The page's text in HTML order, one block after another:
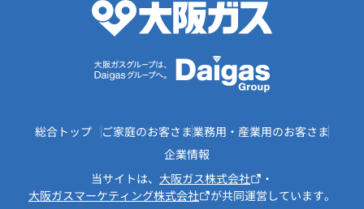
総合トップ ご家庭のお客さま業務用・産業用のお客さま
企業情報
当サイトは、 大阪ガス株式会社
・
大阪ガスマーケティング株式会社
が共同運営しています。